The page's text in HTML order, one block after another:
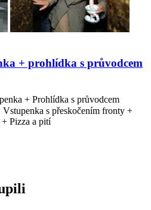
+ prohlídka s průvodcem
+ Prohlídka s průvodcem
Vstupenka s přeskočením fronty +
Pizza a pití